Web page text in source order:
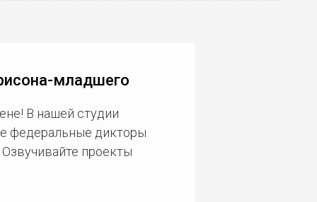
младшего
В нашей студии
федеральные дикторы
проекты